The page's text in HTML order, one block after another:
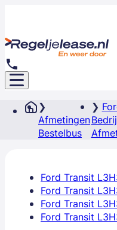
Afmetingen
Bestelbus
Ford Transit
Ford Transit
Ford Transit
Ford Transit